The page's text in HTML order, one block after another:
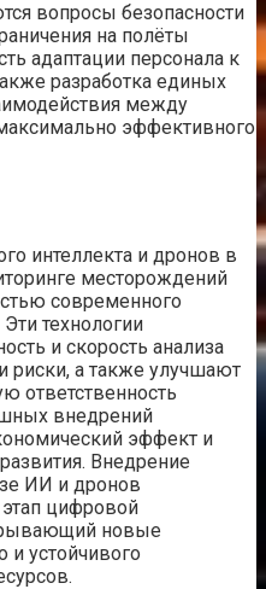
вопросы безопасности
на полёты
адаптации персонала к
разработка единых
между
эффективного
интеллекта и дронов в
месторождений
современного
технологии
и скорость анализа
риски, а также улучшают
ответственность
внедрений
эффект и
Внедрение
ИИ и дронов
цифровой
новые
и устойчивого